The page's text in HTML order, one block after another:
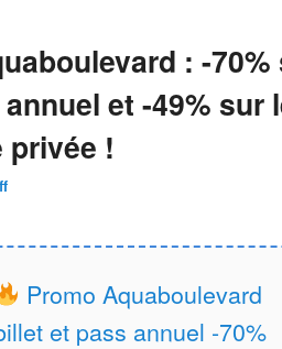
: -70%
et -49% sur
privée !
Promo Aquaboulevard
et pass annuel -70%